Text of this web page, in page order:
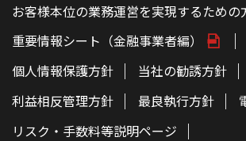
お客様本位の業務運営を実現するための
重要情報シート（金融事業者編）
個人情報保護方針
当社の勧誘方針
利益相反管理方針
最良執行方針
リスク・手数料等説明ページ